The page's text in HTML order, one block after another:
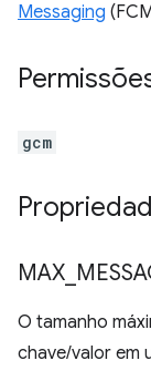
Messaging
gcm
MAX
O tamanho
chave/valor em